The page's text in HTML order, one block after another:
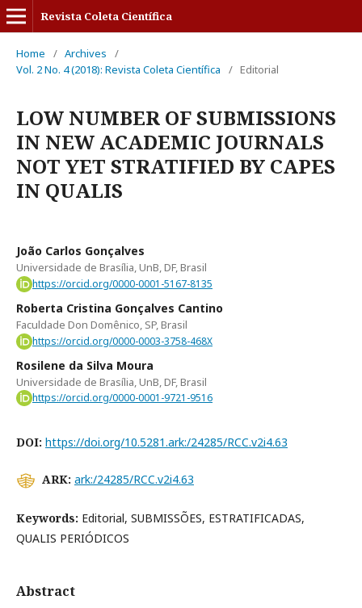
Revista Coleta Científica
Home / Archives
/
Vol. 2 No. 4 (2018): Revista Coleta Científica
/ Editorial
LOW NUMBER OF SUBMISSIONS
IN NEW ACADEMIC JOURNALS
NOT YET STRATIFIED BY CAPES
IN QUALIS
João Carlos Gonçalves
Universidade de Brasília, UnB, DF, Brasil
https://orcid.org/0000-0001-5167-8135
Roberta Cristina Gonçalves Cantino
Faculdade Don Domênico, SP, Brasil
https://orcid.org/0000-0003-3758-468X
Rosilene da Silva Moura
Universidade de Brasília, UnB, DF, Brasil
https://orcid.org/0000-0001-9721-9516
DOI: https://doi.org/10.5281.ark:/24285/RCC.v2i4.63
ARK: ark:/24285/RCC.v2i4.63
Keywords: Editorial, SUBMISSÕES, ESTRATIFICADAS,
QUALIS PERIÓDICOS
Abstract